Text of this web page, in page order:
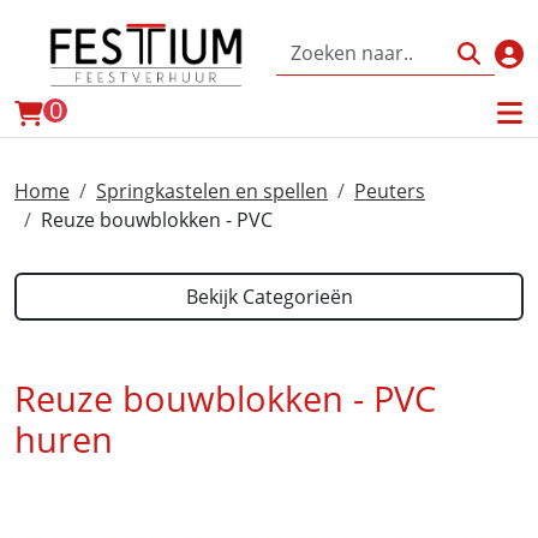
winkelwagen
0
Home Springkastelen en spellen
Peuters
Reuze bouwblokken - PVC
Bekijk Categorieën
Reuze bouwblokken - PVC
huren